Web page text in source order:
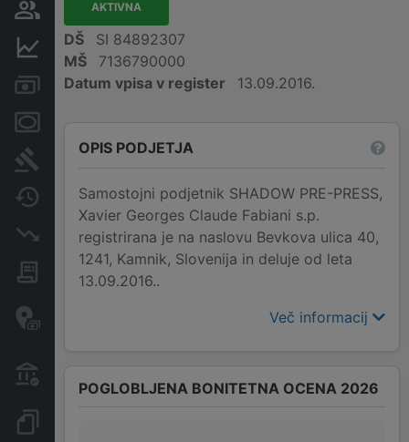
Odgovorne osebe in lastništvo
Finančni podatki
Računi in blokade
Zastavne pravice
Spremembe
Insolvenčni postopki
Javna naročila
Transakcije iz državnega
proračuna
AKTIVNA
DŠ
SI 84892307
MŠ
7136790000
Datum vpisa v register
13.09.2016.
OPIS PODJETJA
Samostojni podjetnik SHADOW PRE-PRESS,
Xavier Georges Claude Fabiani s.p.
registrirana je na naslovu Bevkova ulica 40,
1241, Kamnik, Slovenija in deluje od leta
13.09.2016..
Več informacij
POGLOBLJENA BONITETNA OCENA 2026